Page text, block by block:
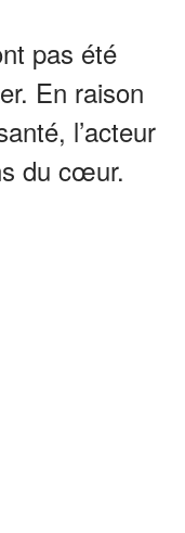
pas été
En raison
l’acteur
du cœur.